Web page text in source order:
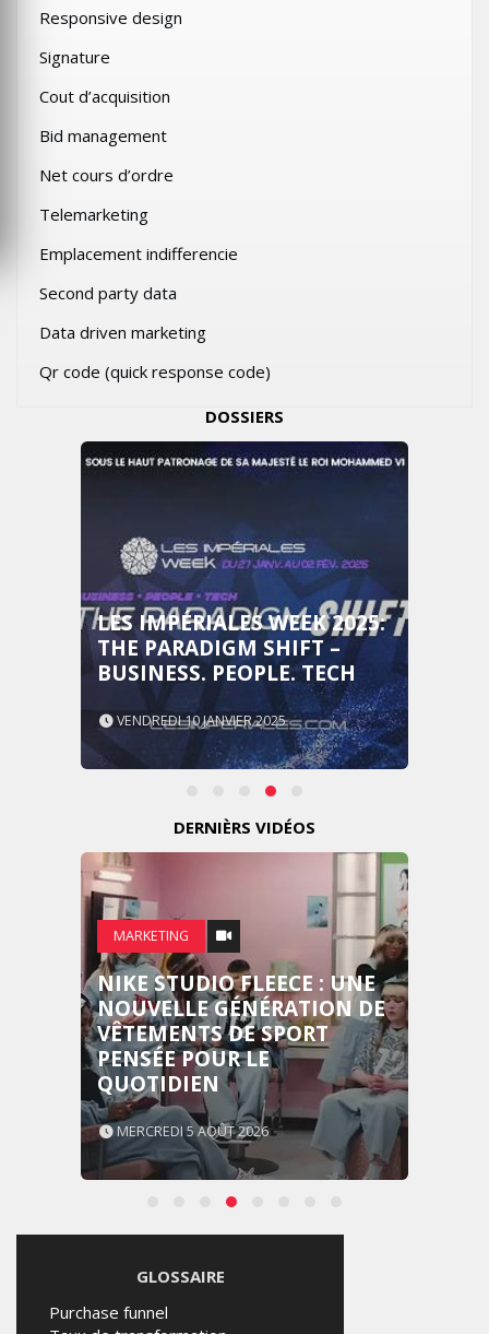
Responsive design
Signature
Cout d’acquisition
Bid management
Net cours d’ordre
Telemarketing
Emplacement indifferencie
Second party data
Data driven marketing
Qr code (quick response code)
DOSSIERS
LES IMPÉRIALES WEEK 2025:
THE PARADIGM SHIFT –
BUSINESS. PEOPLE. TECH
VENDREDI 10 JANVIER 2025
DERNIÈRS VIDÉOS
MARKETING
NIKE STUDIO FLEECE : UNE
NOUVELLE GÉNÉRATION DE
VÊTEMENTS DE SPORT
PENSÉE POUR LE
QUOTIDIEN
MERCREDI 5 AOÛT 2026
GLOSSAIRE
Purchase funnel